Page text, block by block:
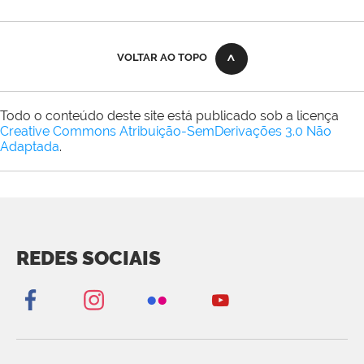
VOLTAR AO TOPO
Todo o conteúdo deste site está publicado sob a licença
Creative Commons Atribuição-SemDerivações 3.0 Não
Adaptada.
REDES SOCIAIS